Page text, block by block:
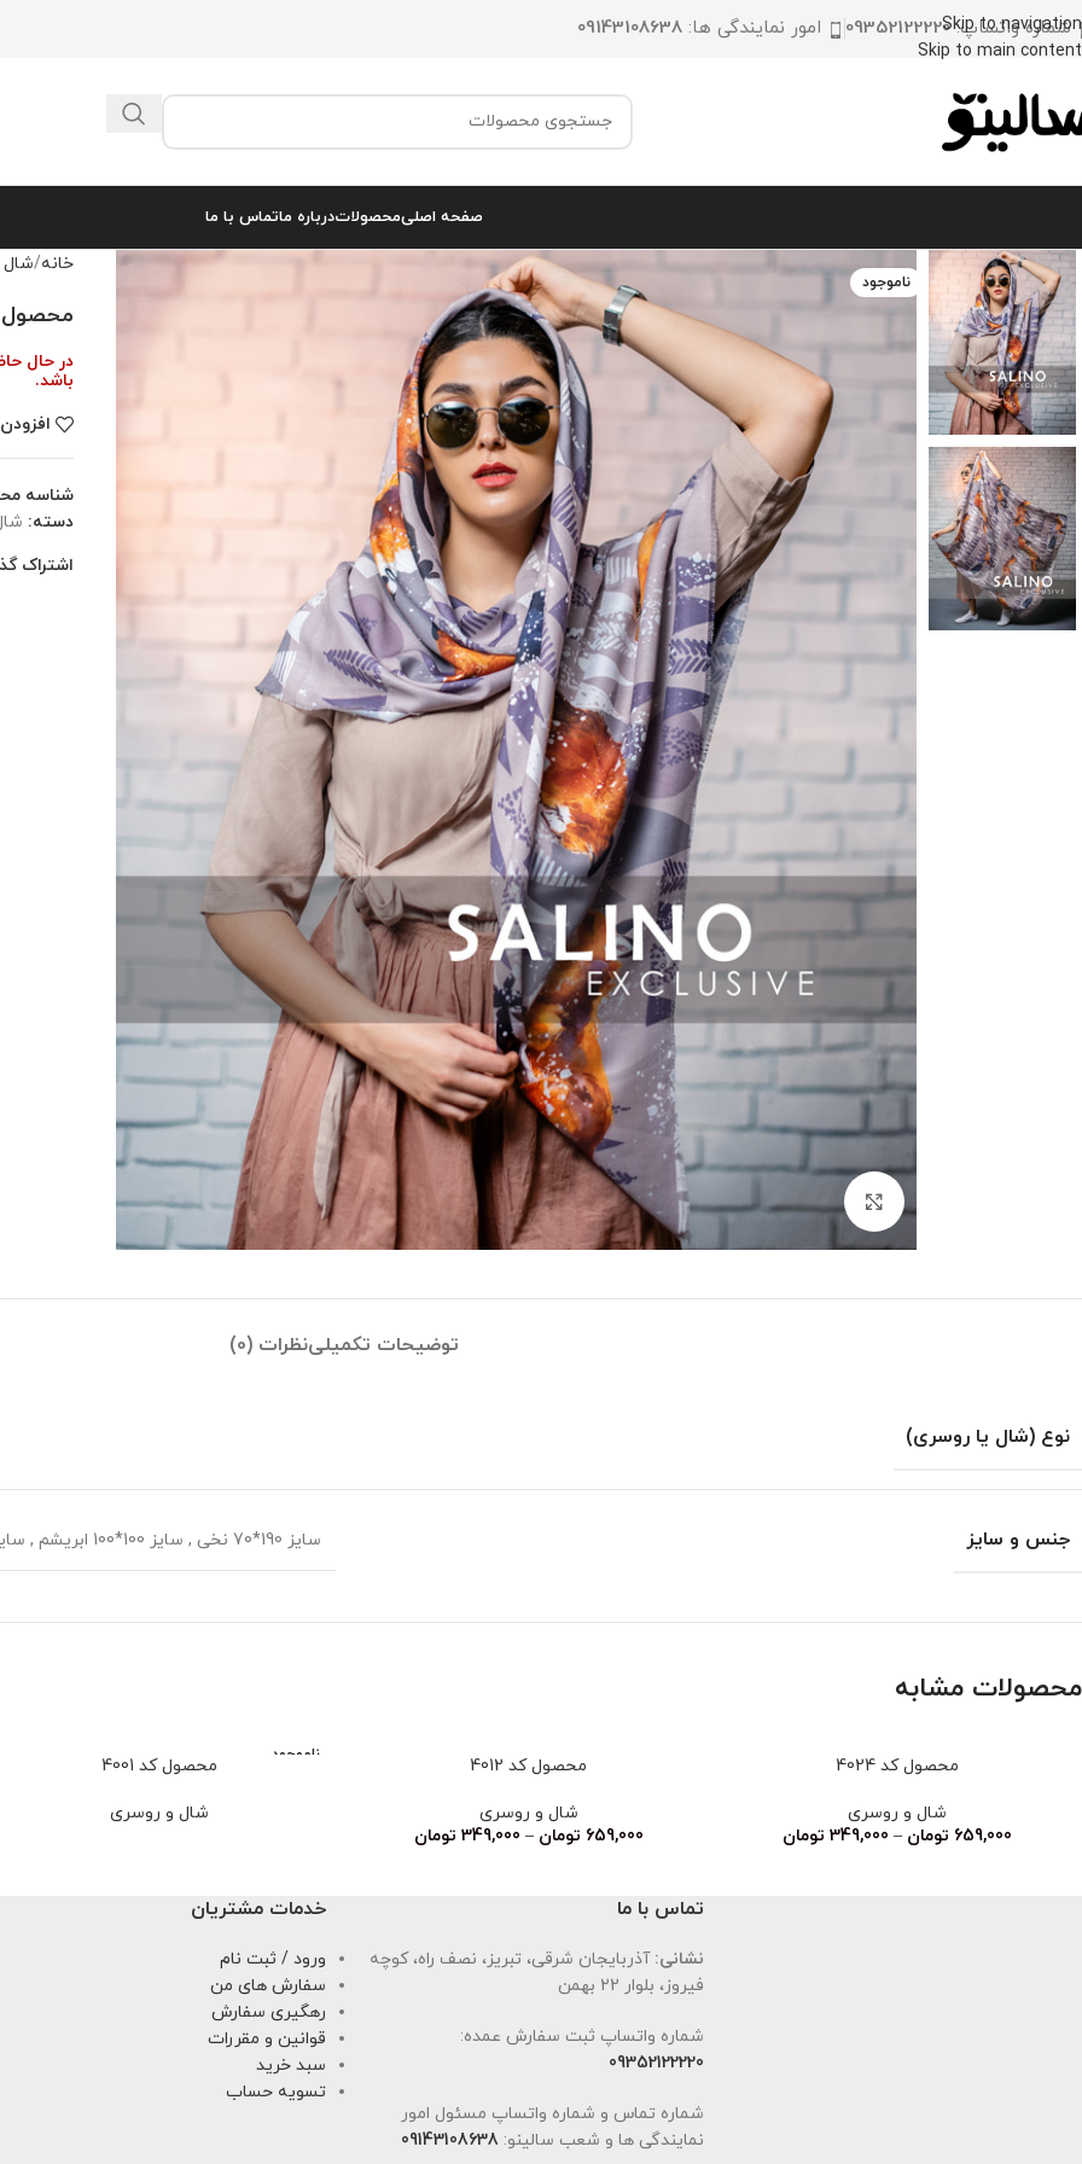
Skip to navigation
Skip to main content
شماره واتساپ:09352122220 امور نمایندگی ها: 09143108638
صفحه اصلیمحصولاتدرباره ماتماس با ما
ناموجود
بزرگنمایی تصویر
خانه شال
محصول
در حال
باشد.
شناسه
دسته:
اشتراک
توضیحات تکمیلینظرات (0)
نوع (شال یا روسری)
جنس و سایز سایز 190*70 نخی , سایز 100*100 ابریشم , سایز
محصولات مشابه
محصول کد 4024
شال و روسری
659,000 تومان –
349,000 تومان
محصول کد 4012
شال و روسری
659,000 تومان –
349,000 تومان
ناموجود محصول کد 4001
شال و روسری
تماس با ما
نشانی: آذربایجان شرقی، تبریز، نصف راه، کوچه
فیروز، بلوار 22 بهمن
شماره واتساپ ثبت سفارش عمده:
09352122220
شماره تماس و شماره واتساپ مسئول امور
نمایندگی ها و شعب سالینو: 09143108638
خدمات مشتریان
ورود / ثبت نام
سفارش های من
رهگیری سفارش
قوانین و مقررات
سبد خرید
تسویه حساب